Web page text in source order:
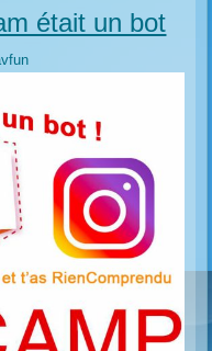
était un bot